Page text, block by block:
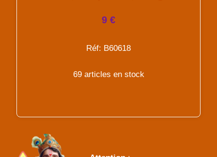
9 €
Réf: B60618
69 articles en stock